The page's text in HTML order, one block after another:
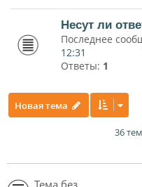
Несут ли
Последнее
12:31
Ответы: 1
Новая тема
36 тем
Тема без